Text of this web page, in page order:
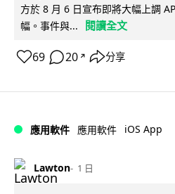
方於 8 月 6 日宣布即將大幅上調
幅。事件與...
閱讀全文
69 20 ↗ 分享
應用軟件 應用軟件 iOS App
Lawton 1 日